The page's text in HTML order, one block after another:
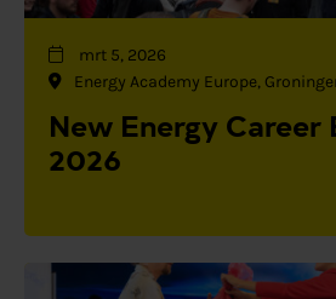
mrt 5, 2026
Energy Academy Europe,
New Energy Career
2026